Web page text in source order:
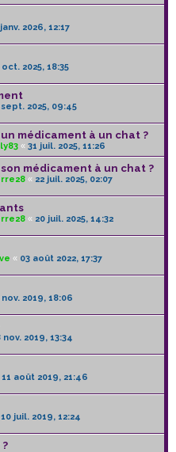
2026, 12:17
oct. 2025, 18:35
sept. 2025, 09:45
médicament à un chat ?
« 31 juil. 2025, 11:26
médicament à un chat ?
« 22 juil. 2025, 02:07
« 20 juil. 2025, 14:32
« 03 août 2022, 17:37
nov. 2019, 18:06
nov. 2019, 13:34
11 août 2019, 21:46
10 juil. 2019, 12:24